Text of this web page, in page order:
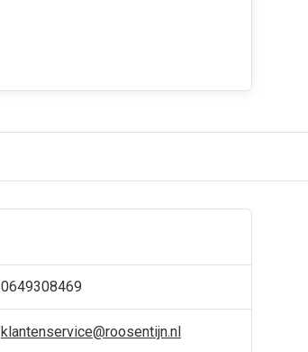
0649308469
klantenservice@roosentijn.nl